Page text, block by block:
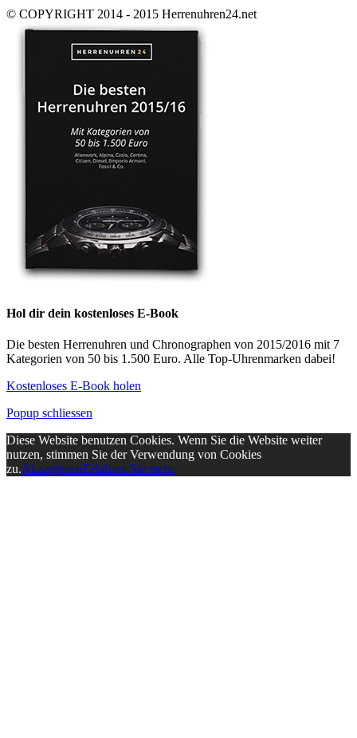
© COPYRIGHT 2014 - 2015 Herrenuhren24.net
Hol dir dein kostenloses E-Book
Die besten Herrenuhren und Chronographen von 2015/2016 mit 7
Kategorien von 50 bis 1.500 Euro. Alle Top-Uhrenmarken dabei!
Kostenloses E-Book holen
Popup schliessen
Diese Website benutzen Cookies. Wenn Sie die Website weiter
nutzen, stimmen Sie der Verwendung von Cookies
zu.AkzeptierenErfahren Sie mehr